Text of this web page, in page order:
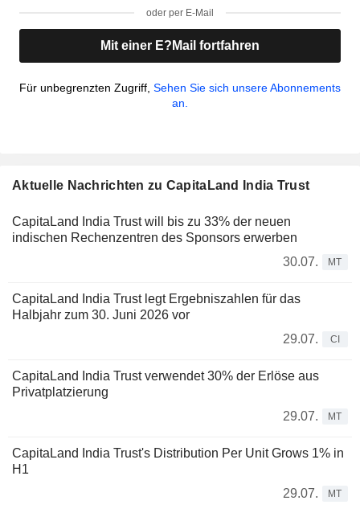
oder per E-Mail
Mit einer E?Mail fortfahren
Für unbegrenzten Zugriff, Sehen Sie sich unsere Abonnements
an.
Aktuelle Nachrichten zu CapitaLand India Trust
CapitaLand India Trust will bis zu 33% der neuen
indischen Rechenzentren des Sponsors erwerben
30.07.
MT
CapitaLand India Trust legt Ergebniszahlen für das
Halbjahr zum 30. Juni 2026 vor
29.07.
CI
CapitaLand India Trust verwendet 30% der Erlöse aus
Privatplatzierung
29.07.
MT
CapitaLand India Trust's Distribution Per Unit Grows 1% in
H1
29.07.
MT